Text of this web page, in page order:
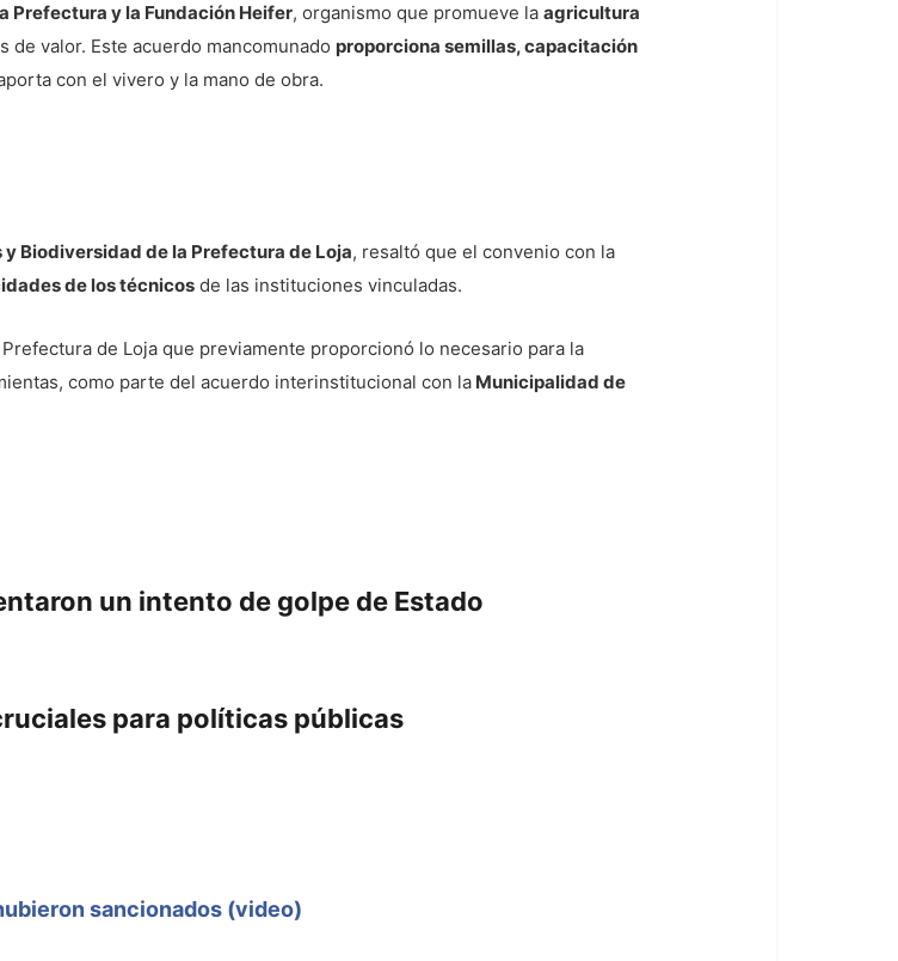
Prefectura y la Fundación Heifer, organismo que promueve la agricultura
de valor. Este acuerdo mancomunado proporciona semillas, capacitación
con el vivero y la mano de obra.
Biodiversidad de la Prefectura de Loja, resaltó que el convenio con la
de los técnicos de las instituciones vinculadas.
de Loja que previamente proporcionó lo necesario para la
como parte del acuerdo interinstitucional con la Municipalidad de
un intento de golpe de Estado
para políticas públicas
sancionados (video)